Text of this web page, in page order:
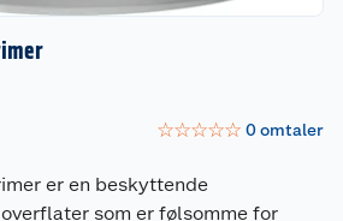
☆☆☆☆☆ 0omtaler
er en beskyttende
som er følsomme for